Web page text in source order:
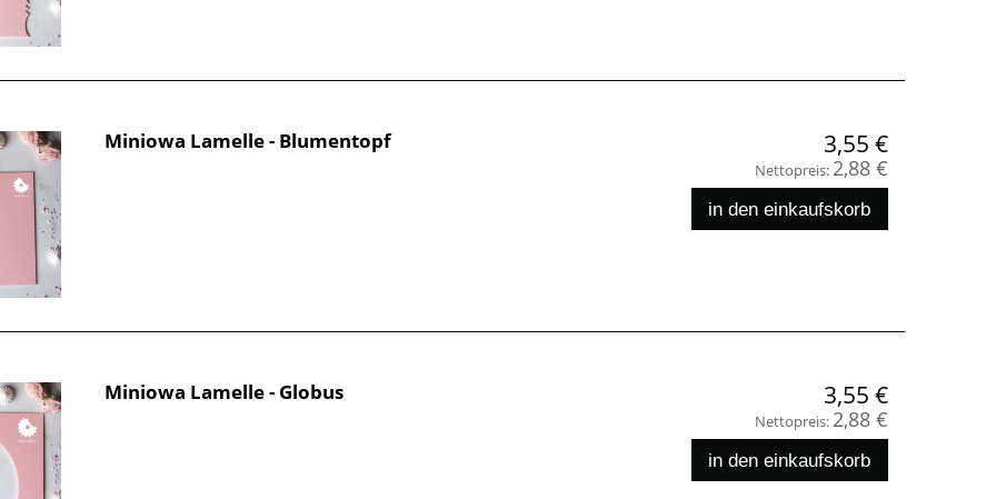
Miniowa Lamelle - Blumentopf 3,55 €
Nettopreis: 2,88 €
in den einkaufskorb
Miniowa Lamelle - Globus 3,55 €
Nettopreis: 2,88 €
in den einkaufskorb